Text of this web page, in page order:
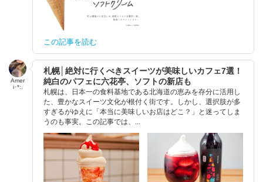
この記事を読む
Amer
i･*:.
札幌│絶対に行くべきスイーツが美味しいカフェ7選！
純白のパフェに六花亭、ソフトの新店も
札幌は、日本一の食料基地である北海道の恵みを存分に活用し
た、豊かなスイーツ文化が根付く街です。しかし、選択肢が多
すぎるがゆえに「本当に美味しいお店はどこ？」と迷ってしま
うのも事実。この記事では、...